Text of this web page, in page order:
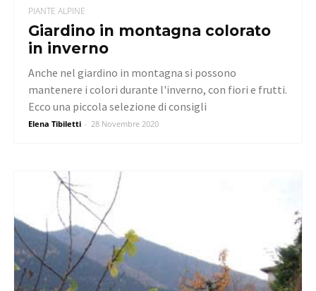
PIANTE ALPINE
Giardino in montagna colorato
in inverno
Elena Tibiletti - 28 Novembre 2020
Anche nel giardino in montagna si possono
mantenere i colori durante l'inverno, con fiori e frutti.
Ecco una piccola selezione di consigli